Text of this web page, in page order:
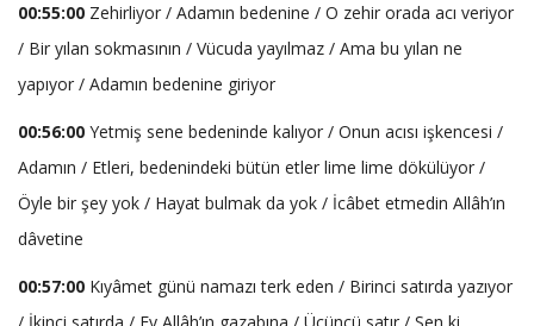
00:55:00 Zehirliyor / Adamın bedenine / O zehir orada acı veriyor
/ Bir yılan sokmasının / Vücuda yayılmaz / Ama bu yılan ne
yapıyor / Adamın bedenine giriyor
00:56:00 Yetmiş sene bedeninde kalıyor / Onun acısı işkencesi /
Adamın / Etleri, bedenindeki bütün etler lime lime dökülüyor /
Öyle bir şey yok / Hayat bulmak da yok / İcâbet etmedin Allâh’ın
dâvetine
00:57:00 Kıyâmet günü namazı terk eden / Birinci satırda yazıyor